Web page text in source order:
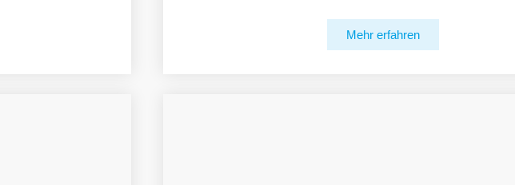
Mehr erfahren